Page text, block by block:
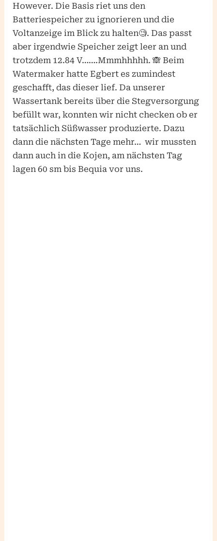
However. Die Basis riet uns den
Batteriespeicher zu ignorieren und die
Voltanzeige im Blick zu halten🧐. Das passt
aber irgendwie Speicher zeigt leer an und
trotzdem 12.84 V…….Mmmhhhhh. 🙈 Beim
Watermaker hatte Egbert es zumindest
geschafft, das dieser lief. Da unserer
Wassertank bereits über die Stegversorgung
befüllt war, konnten wir nicht checken ob er
tatsächlich Süßwasser produzierte. Dazu
dann die nächsten Tage mehr… wir mussten
dann auch in die Kojen, am nächsten Tag
lagen 60 sm bis Bequia vor uns.